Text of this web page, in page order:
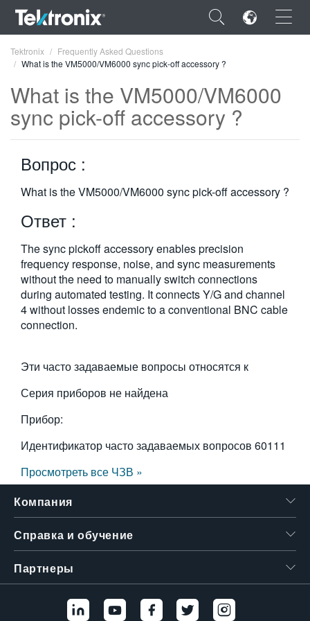
×
FRANÇAIS
DEUTSCH
VIỆT NAM
简体中文
日本語
한국어
繁體中文
Tektronix
Frequently Asked Questions
What is the VM5000/VM6000 sync pick-off accessory ?
What is the VM5000/VM6000
sync pick-off accessory ?
Вопрос :
What is the VM5000/VM6000 sync pick-off accessory ?
Ответ :
The sync pickoff accessory enables precision
frequency response, noise, and sync measurements
without the need to manually switch connections
during automated testing. It connects Y/G and channel
4 without losses endemic to a conventional BNC cable
connection.
Эти часто задаваемые вопросы относятся к
Серия приборов не найдена
Прибор:
Идентификатор часто задаваемых вопросов 60111
Просмотреть все ЧЗВ »
Компания
Справка и обучение
Партнеры